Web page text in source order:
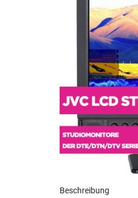
Beschreibung